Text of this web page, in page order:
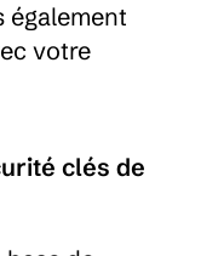
également
votre
clés de